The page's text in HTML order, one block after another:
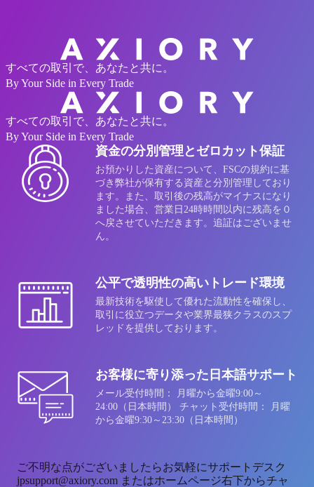
すべての取引で、あなたと共に。
By Your Side in Every Trade
すべての取引で、あなたと共に。
By Your Side in Every Trade
資金の分別管理とゼロカット保証
お預かりした資産について、FSCの規約に基
づき弊社が保有する資産と分別管理しており
ます。また、取引後の残高がマイナスになり
ました場合、営業日24時時間以内に残高を０
へ戻させていただきます。追証はございませ
ん。
公平で透明性の高いトレード環境
最新技術を駆使して優れた流動性を確保し、
取引に役立つデータや業界最狭クラスのスプ
レッドを提供しております。
お客様に寄り添った日本語サポート
メール受付時間： 月曜から金曜9:00～
24:00（日本時間） チャット受付時間： 月曜
から金曜9:30～23:30（日本時間）
ご不明な点がございましたらお気軽にサポートデスク
jpsupport@axiory.com またはホームページ右下からチャ